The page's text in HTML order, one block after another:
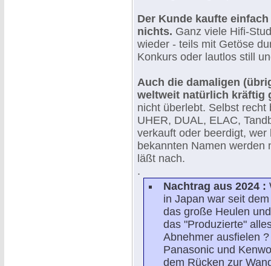
Der Kunde kaufte
nichts. Ganz viele Hifi-
wieder - teils mit Getöse
Konkurs oder lautlos still
Auch die damaligen
weltweit natürlich kräftig
nicht überlebt. Selbst
UHER, DUAL, ELAC,
verkauft oder beerdigt,
bekannten Namen werden
läßt nach.
.
Nachtrag aus 2024 :
in Japan war seit
das große Heulen
das "Produzierte"
Abnehmer ausfielen
Panasonic und
dem Rücken zur